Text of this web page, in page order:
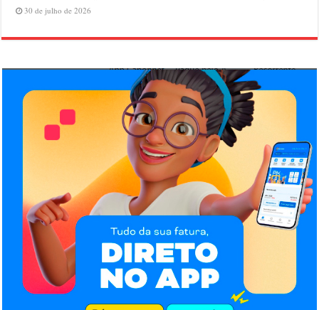
30 de julho de 2026